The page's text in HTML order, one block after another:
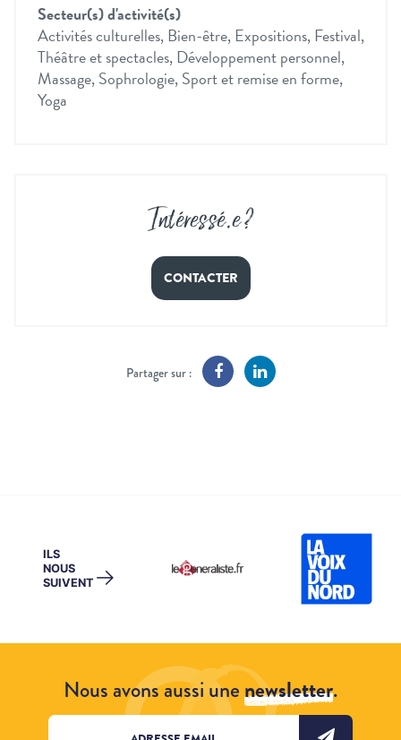
Secteur(s) d'activité(s)
Activités culturelles, Bien-être, Expositions, Festival,
Théâtre et spectacles, Développement personnel,
Massage, Sophrologie, Sport et remise en forme,
Yoga
Intéressé.e ?
CONTACTER
Partager sur :
ILS
NOUS
SUIVENT →
Nous avons aussi unenewsletter.